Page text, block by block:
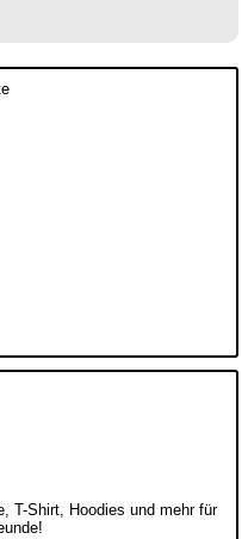
T-Shirt, Hoodies und mehr für